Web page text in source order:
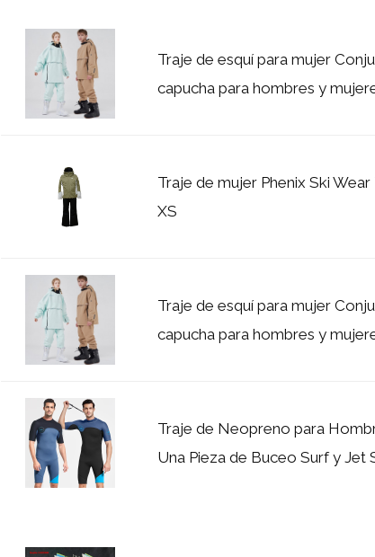
Traje de esquí para mujer
capucha para hombres y
Traje de mujer Phenix Ski
XS
Traje de esquí para mujer
capucha para hombres y
Traje de Neopreno para
Una Pieza de Buceo Surf y Jet